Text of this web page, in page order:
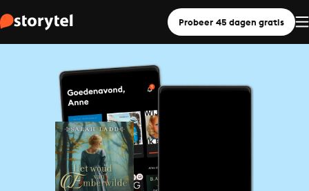
Probeer 45 dagen gratis